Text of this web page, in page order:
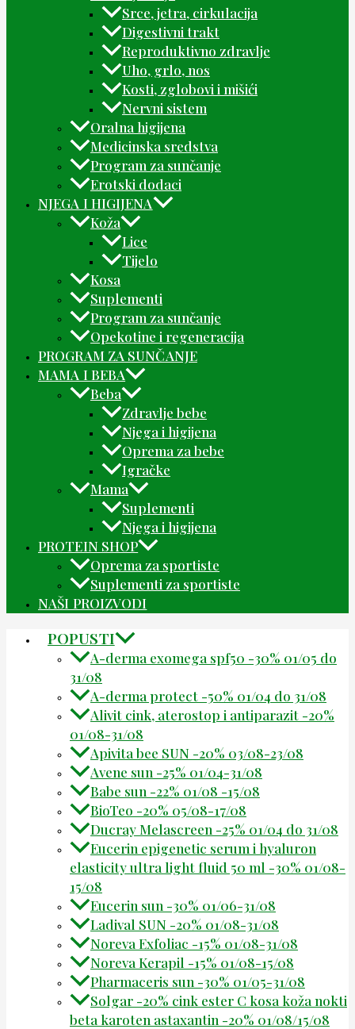
Srce, jetra, cirkulacija
Digestivni trakt
Reproduktivno zdravlje
Uho, grlo, nos
Kosti, zglobovi i mišići
Nervni sistem
Oralna higijena
Medicinska sredstva
Program za sunčanje
Erotski dodaci
NJEGA I HIGIJENA
Koža
Lice
Tijelo
Kosa
Suplementi
Program za sunčanje
Opekotine i regeneracija
PROGRAM ZA SUNČANJE
MAMA I BEBA
Beba
Zdravlje bebe
Njega i higijena
Oprema za bebe
Igračke
Mama
Suplementi
Njega i higijena
PROTEIN SHOP
Oprema za sportiste
Suplementi za sportiste
NAŠI PROIZVODI
POPUSTI
A-derma exomega spf50 -30% 01/05 do
31/08
A-derma protect -50% 01/04 do 31/08
Alivit cink, aterostop i antiparazit -20%
01/08-31/08
Apivita bee SUN -20% 03/08-23/08
Avene sun -25% 01/04-31/08
Babe sun -22% 01/08 -15/08
BioTeo -20% 05/08-17/08
Ducray Melascreen -25% 01/04 do 31/08
Eucerin epigenetic serum i hyaluron
elasticity ultra light fluid 50 ml -30% 01/08-
15/08
Eucerin sun -30% 01/06-31/08
Ladival SUN -20% 01/08-31/08
Noreva Exfoliac -15% 01/08-31/08
Noreva Kerapil -15% 01/08-15/08
Pharmaceris sun -30% 01/05-31/08
Solgar -20% cink ester C kosa koža nokti
beta karoten astaxantin -20% 01/08/15/08